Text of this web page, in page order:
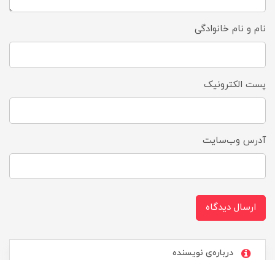
نام و نام خانوادگی
پست الکترونیک
آدرس وب‌سایت
ارسال دیدگاه
درباره‌ی نویسنده